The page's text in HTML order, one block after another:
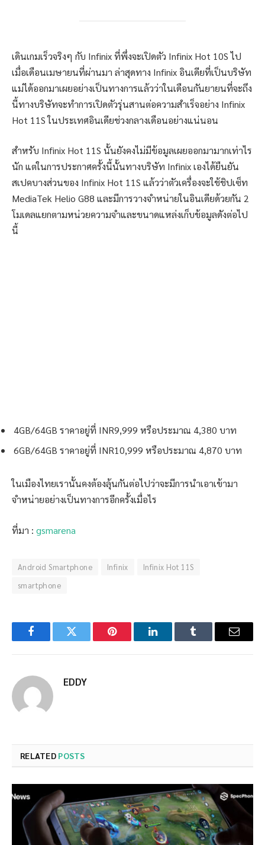
เดินเกมเร็วจริงๆ กับ Infinix ที่พึ่งจะเปิดตัว Infinix Hot 10S ไป
เมื่อเดือนเมษายนที่ผ่านมา ล่าสุดทาง Infinix อินเดียที่เป็นบริษัท
แม่ได้ออกมาเผยอย่างเป็นทางการแล้วว่าในเดือนกันยายนที่จะถึง
นี้ทางบริษัทจะทำการเปิดตัวรุ่นสานต่อความสำเร็จอย่าง Infinix
Hot 11S ในประเทศอินเดียช่วงกลางเดือนอย่างแน่นอน
สำหรับ Infinix Hot 11S นั้นยังคงไม่มีข้อมูลเผยออกมามากเท่าไร
นัก แต่ในการประกาศครั้งนี้นั้นทางบริษัท Infinix เองได้ยืนยัน
สเปคบางส่วนของ Infinix Hot 11S แล้วว่าตัวเครื่องจะใช้ชิปเซ็ท
MediaTek Helio G88 และมีการวางจำหน่ายในอินเดียด้วยกัน 2
โมเดลแยกตามหน่วยความจำและขนาดแหล่งเก็บข้อมูลดังต่อไป
นี้
4GB/64GB ราคาอยู่ที่ INR9,999 หรือประมาณ 4,380 บาท
6GB/64GB ราคาอยู่ที่ INR10,999 หรือประมาณ 4,870 บาท
ในเมืองไทยเรานั้นคงต้องลุ้นกันต่อไปว่าจะมีการนำเอาเข้ามา
จำหน่ายอย่างเป็นทางการอีกครั้งเมื่อไร
ที่มา : gsmarena
Android Smartphone Infinix
Infinix Hot 11S
smartphone
FacebookTwitter Pinterest LinkedInTumblr Email
EDDY
RELATED POSTS